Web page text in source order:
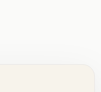
.   .   +   .   .